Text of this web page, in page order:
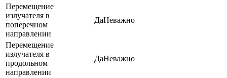
Перемещение
излучателя в
поперечном
направлении
ДаНеважно
Перемещение
излучателя в
продольном
направлении
ДаНеважно